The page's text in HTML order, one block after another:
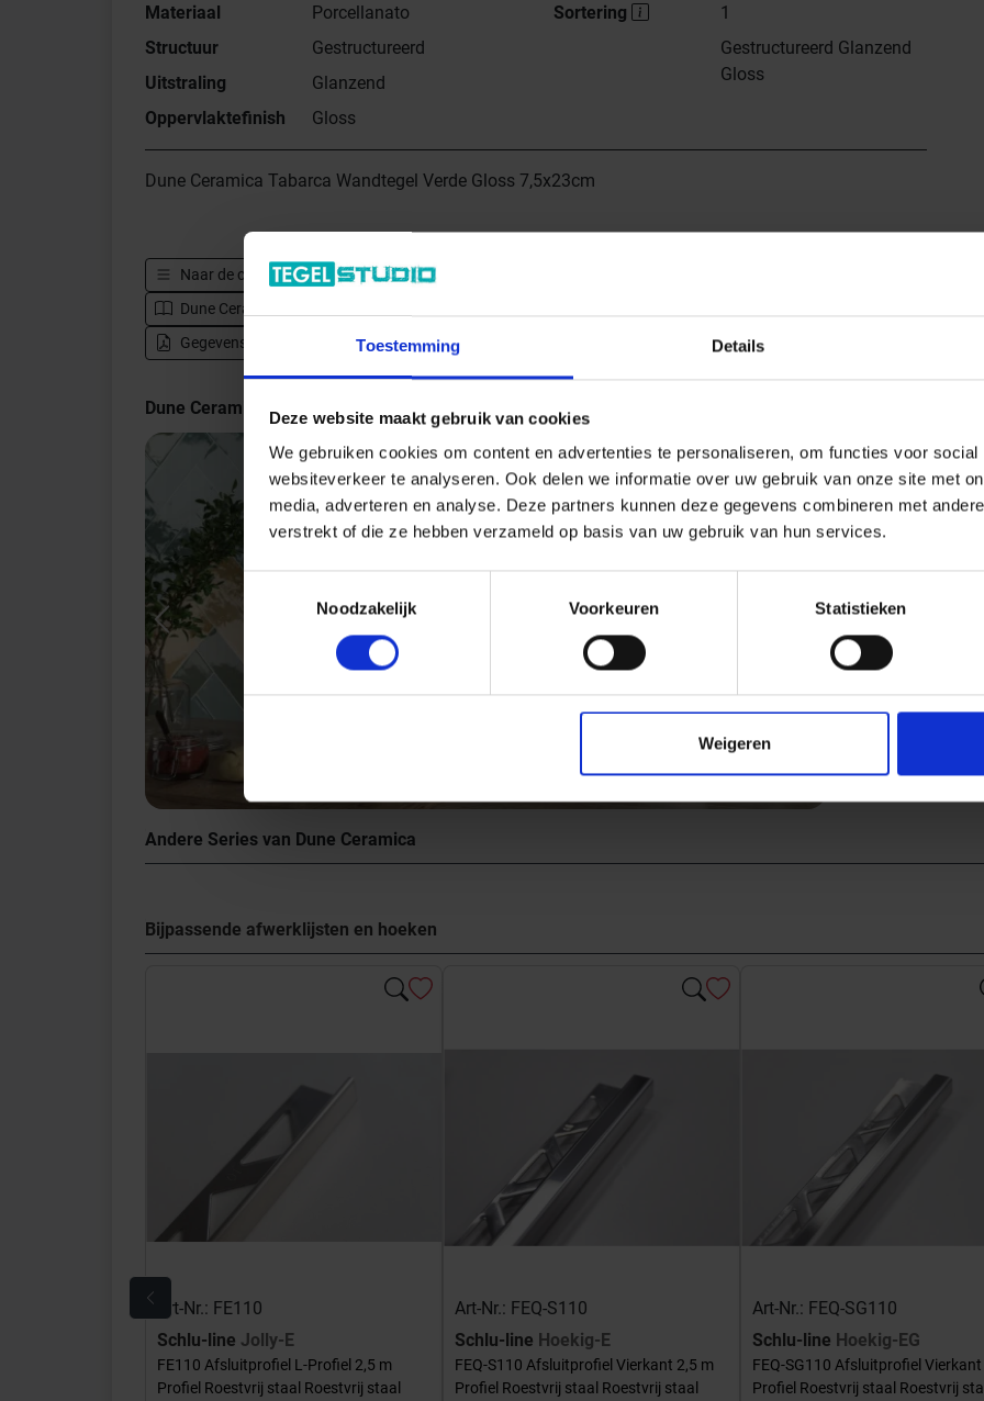
Toestemming Details
Deze website maakt gebruik van cookies
We gebruiken cookies om content en advertenties te personaliseren, om functies voor
websiteverkeer te analyseren. Ook delen we informatie over uw gebruik van onze site met
media, adverteren en analyse. Deze partners kunnen deze gegevens combineren met
verstrekt of die ze hebben verzameld op basis van uw gebruik van hun services.
Noodzakelijk
Voorkeuren Statistieken
Weigeren
Materiaal
Porcellanato
Structuur
Gestructureerd
Uitstraling
Glanzend
Oppervlaktefinish
Gloss
Sortering
1
Gestructureerd Glanzend
Gloss
Dune Ceramica Tabarca Wandtegel Verde Gloss 7,5x23cm
Naar de complete serieDune Ceramica Tabarca
Dune Ceramica Tabarca - Catalogus
Gegevensblad downloaden - PDF
Dune Ceramica Tabarca Indrukken
Previous Next
Andere Series van Dune Ceramica
Bijpassende afwerklijsten en hoeken
Art-Nr.: FE110
Schlu-line Jolly-E
FE110 Afsluitprofiel L-Profiel 2,5 m
Profiel Roestvrij staal Roestvrij staal
Art-Nr.: FEQ-S110
Schlu-line Hoekig-E
FEQ-S110 Afsluitprofiel Vierkant 2,5 m
Profiel Roestvrij staal Roestvrij staal
Art-Nr.: FEQ-SG110
Schlu-line Hoekig-EG
FEQ-SG110 Afsluitprofiel
Profiel Roestvrij staal Roestvrij